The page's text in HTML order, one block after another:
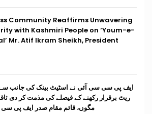
Community Reaffirms Unwavering
with Kashmiri People on ‘Youm-e-
Mr. Atif Ikram Sheikh, President
ایف پی سی سی آئی نے اسٹیٹ بینک کی جانب
ریٹ برقرار رکھنے کے فیصلے کی مذمت کر دی
مگوں، قائم مقام صدر ایف پی